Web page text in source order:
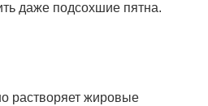
даже подсохшие пятна.
растворяет жировые